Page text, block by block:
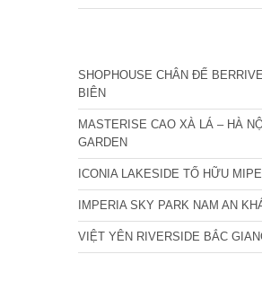
SHOPHOUSE CHÂN ĐẾ
BIÊN
MASTERISE CAO XÀ LÁ – HÀ
GARDEN
ICONIA LAKESIDE TỐ HỮU
IMPERIA SKY PARK NAM AN
VIỆT YÊN RIVERSIDE BẮC